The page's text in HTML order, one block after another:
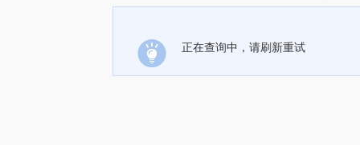
正在查询中，请刷新重试